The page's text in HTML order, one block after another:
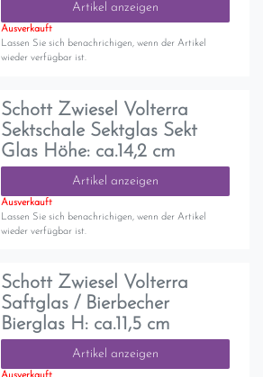
Artikel anzeigen
Ausverkauft
Lassen Sie sich benachrichigen, wenn der Artikel
wieder verfügbar ist.
Schott Zwiesel Volterra
Sektschale Sektglas Sekt
Glas Höhe: ca.14,2 cm
Artikel anzeigen
Ausverkauft
Lassen Sie sich benachrichigen, wenn der Artikel
wieder verfügbar ist.
Schott Zwiesel Volterra
Saftglas / Bierbecher
Bierglas H: ca.11,5 cm
Artikel anzeigen